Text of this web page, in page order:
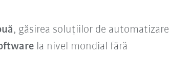
, găsirea soluțiilor de automatizare
la nivel mondial fără